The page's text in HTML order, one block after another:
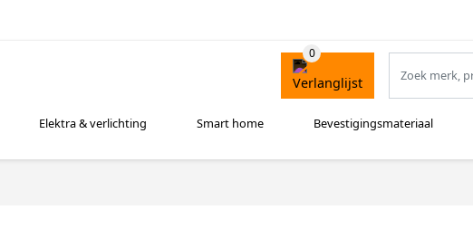
Elektra & verlichting Smart home Bevestigingsmateriaal